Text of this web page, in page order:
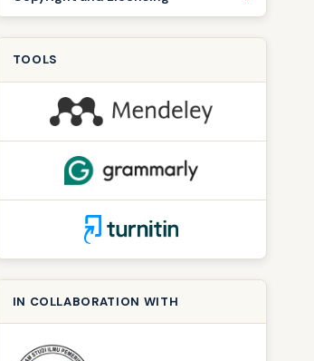
TOOLS
IN COLLABORATION WITH